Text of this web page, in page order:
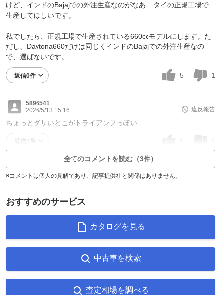
けど、インドのBajajでの外注生産なのがなあ... タイの正規工場で
生産してほしいです。
私でしたら、正規工場で生産されている660ccモデルにします。た
だし、Daytona660だけは同じくインドのBajajでの外注生産なの
で、選ばないです。
返信0件 5 1
5896541
2026/5/13 15:16
違反報告
ちょっとダサいとこがトライアンフっぽい
返信1件 4
全てのコメントを読む（3件）
※コメントは個人の見解であり、記事提供社と関係はありません。
おすすめのサービス
カタログを見る
中古車を検索
査定相場を調べる